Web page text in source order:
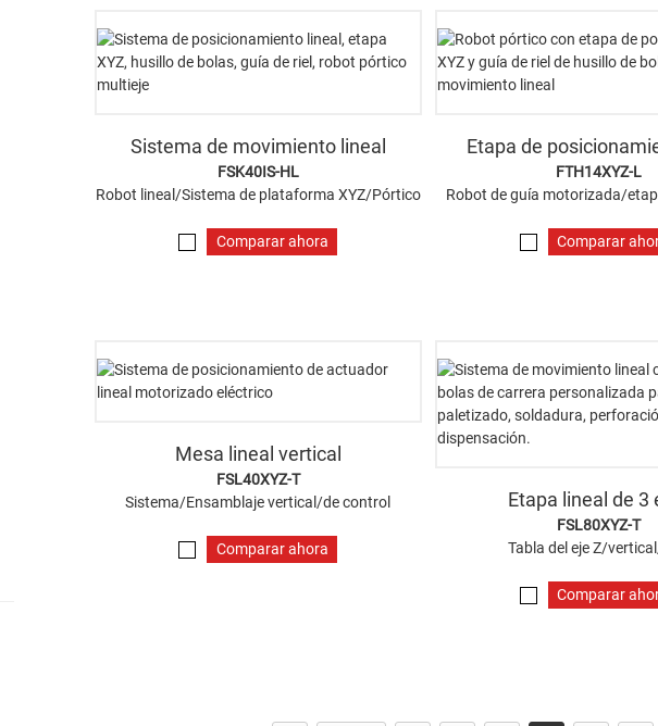
Sistema de movimiento lineal
FSK40IS-HL
Robot lineal/Sistema de plataforma XYZ/Pórtico
Comparar ahora
Etapa de
FTH14XYZ-L
Robot de guía motorizada/
Comparar
Mesa lineal vertical
FSL40XYZ-T
Sistema/Ensamblaje vertical/de control
Comparar ahora
Etapa lineal de 3
FSL80XYZ-T
Tabla del eje Z/
Comparar